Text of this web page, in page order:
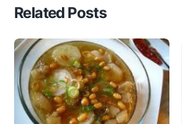
Related Posts